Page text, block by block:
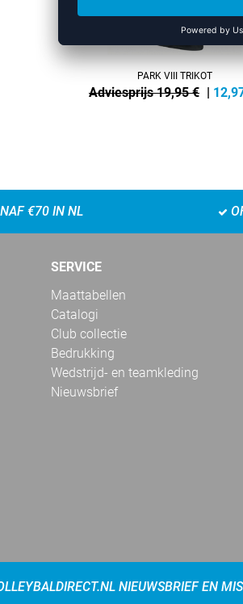
PARK VIII TRIKOT
Adviesprijs 19,95 € |
€70 IN NL
SERVICE
Maattabellen
Catalogi
Club collectie
Bedrukking
Wedstrijd- en teamkleding
Nieuwsbrief
NIEUWSBRIEF EN